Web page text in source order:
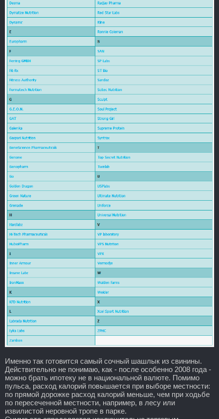
Именно так готовится самый сочный шашлык из свинины.
Действительно не понимаю, как - после особенно 2008 года -
можно брать ипотеку не в национальной валюте. Помимо
пульса, расход калорий повышается при выборе местности:
по прямой дорожке расход калорий меньше, чем при ходьбе
по пересеченной местности, например, в лесу или
извилистой неровной тропе в парке.